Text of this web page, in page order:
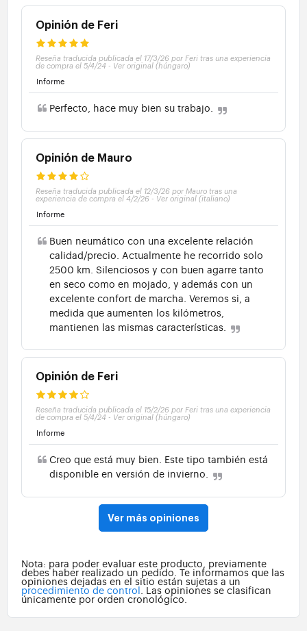
Opinión de Feri
Reseña traducida publicada el 17/3/26 por Feri tras una experiencia
de compra el 5/4/24 - Ver original (húngaro)
Informe
Perfecto, hace muy bien su trabajo.
Opinión de Mauro
Reseña traducida publicada el 12/3/26 por Mauro tras una
experiencia de compra el 4/2/26 - Ver original (italiano)
Informe
Buen neumático con una excelente relación
calidad/precio. Actualmente he recorrido solo
2500 km. Silenciosos y con buen agarre tanto
en seco como en mojado, y además con un
excelente confort de marcha. Veremos si, a
medida que aumenten los kilómetros,
mantienen las mismas características.
Opinión de Feri
Reseña traducida publicada el 15/2/26 por Feri tras una experiencia
de compra el 5/4/24 - Ver original (húngaro)
Informe
Creo que está muy bien. Este tipo también está
disponible en versión de invierno.
Ver más opiniones
Nota: para poder evaluar este producto, previamente
debes haber realizado un pedido. Te informamos que las
opiniones dejadas en el sitio están sujetas a un
procedimiento de control . Las opiniones se clasifican
únicamente por orden cronológico.